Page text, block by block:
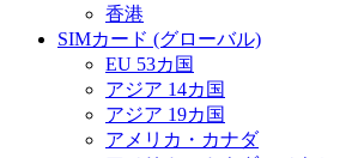
香港
SIMカード (グローバル)
EU 53カ国
アジア 14カ国
アジア 19カ国
アメリカ・カナダ